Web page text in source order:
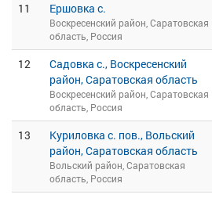
11 Ершовка с.
Воскресенский район, Саратовская
область, Россия
12
Садовка с., Воскресенский
район, Саратовская область
Воскресенский район, Саратовская
область, Россия
13
Куриловка с. пов., Вольский
район, Саратовская область
Вольский район, Саратовская
область, Россия